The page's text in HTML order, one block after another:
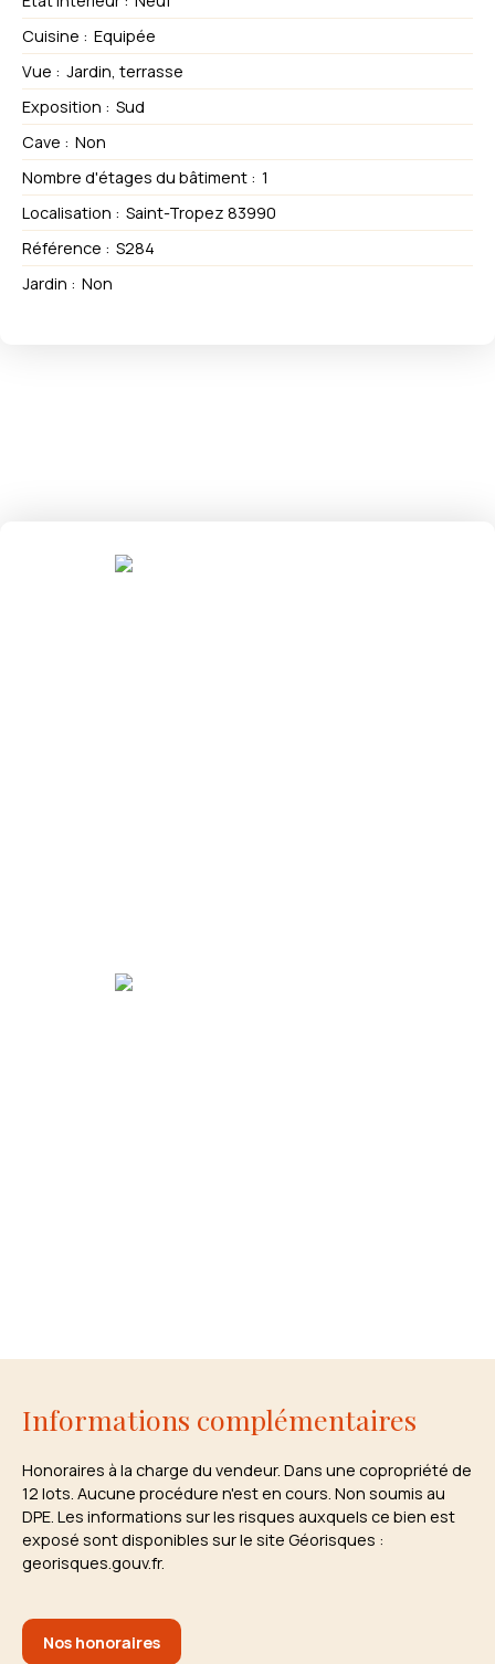
Cuisine : Equipée
Vue : Jardin, terrasse
Exposition : Sud
Cave : Non
Nombre d'étages du bâtiment : 1
Localisation : Saint-Tropez 83990
Référence : S284
Jardin : Non
Informations complémentaires
Honoraires à la charge du vendeur. Dans une copropriété de
12 lots. Aucune procédure n'est en cours. Non soumis au
DPE. Les informations sur les risques auxquels ce bien est
exposé sont disponibles sur le site Géorisques :
georisques.gouv.fr.
Nos honoraires